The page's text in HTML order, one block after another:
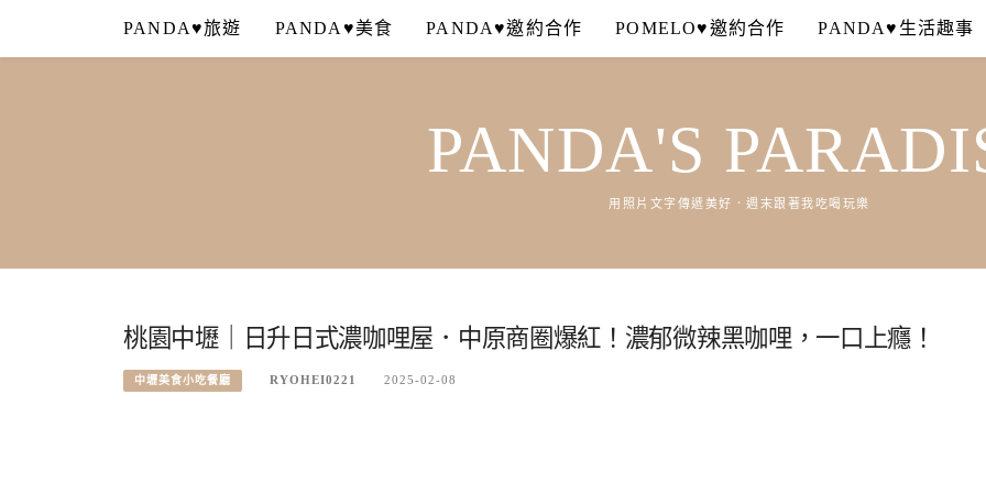
content
PANDA♥旅遊 PANDA♥美食 PANDA♥邀約合作 POMELO♥邀約合作 PANDA♥生活趣事
PANDA'S
用照片文字傳遞美好．週末跟著我吃喝玩樂
桃園中壢｜日升日式濃咖哩屋．中原商圈爆紅！濃郁微辣黑咖哩，一口上癮！
中壢美食小吃餐廳 RYOHEI0221 2025-02-08